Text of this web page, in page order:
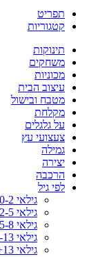
תפריט
קטגוריות
תינוקות
משחקים
מכוניות
עיצוב הבית
מטבח ובישול
מקלחת
על גלגלים
צעצועי עץ
גמילה
יצירה
הרכבה
לפי גיל
גילאי 0-2
גילאי 2-5
גילאי 5-8
גילאי 8-13
גילאי 13+